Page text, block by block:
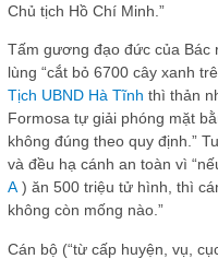
Chủ tịch Hồ Chí Minh.”
Tấm gương đạo đức của Bác
lùng “cắt bỏ 6700 cây xanh
Tịch UBND Hà Tĩnh thì thản
Formosa tự giải phóng mặt
không đúng theo quy định.”
và đều hạ cánh an toàn vì
A) ăn 500 triệu tử hình, thì
không còn mống nào.”
Cán bộ (“từ cấp huyện, vụ,